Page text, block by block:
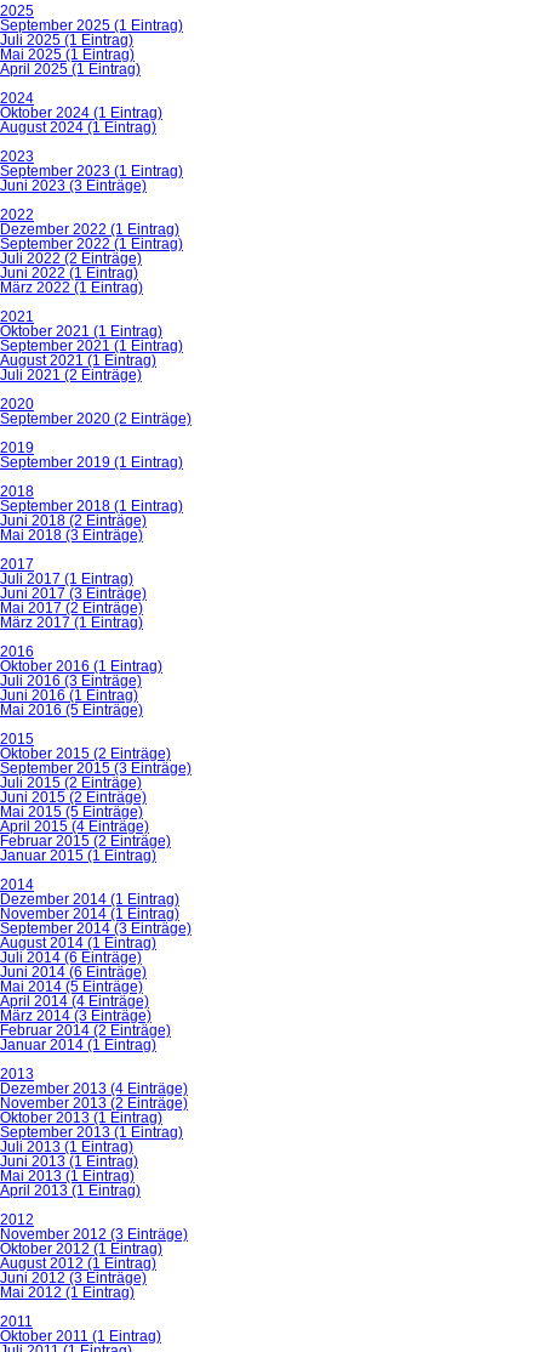
2025
September 2025 (1 Eintrag)
Juli 2025 (1 Eintrag)
Mai 2025 (1 Eintrag)
April 2025 (1 Eintrag)
2024
Oktober 2024 (1 Eintrag)
August 2024 (1 Eintrag)
2023
September 2023 (1 Eintrag)
Juni 2023 (3 Einträge)
2022
Dezember 2022 (1 Eintrag)
September 2022 (1 Eintrag)
Juli 2022 (2 Einträge)
Juni 2022 (1 Eintrag)
März 2022 (1 Eintrag)
2021
Oktober 2021 (1 Eintrag)
September 2021 (1 Eintrag)
August 2021 (1 Eintrag)
Juli 2021 (2 Einträge)
2020
September 2020 (2 Einträge)
2019
September 2019 (1 Eintrag)
2018
September 2018 (1 Eintrag)
Juni 2018 (2 Einträge)
Mai 2018 (3 Einträge)
2017
Juli 2017 (1 Eintrag)
Juni 2017 (3 Einträge)
Mai 2017 (2 Einträge)
März 2017 (1 Eintrag)
2016
Oktober 2016 (1 Eintrag)
Juli 2016 (3 Einträge)
Juni 2016 (1 Eintrag)
Mai 2016 (5 Einträge)
2015
Oktober 2015 (2 Einträge)
September 2015 (3 Einträge)
Juli 2015 (2 Einträge)
Juni 2015 (2 Einträge)
Mai 2015 (5 Einträge)
April 2015 (4 Einträge)
Februar 2015 (2 Einträge)
Januar 2015 (1 Eintrag)
2014
Dezember 2014 (1 Eintrag)
November 2014 (1 Eintrag)
September 2014 (3 Einträge)
August 2014 (1 Eintrag)
Juli 2014 (6 Einträge)
Juni 2014 (6 Einträge)
Mai 2014 (5 Einträge)
April 2014 (4 Einträge)
März 2014 (3 Einträge)
Februar 2014 (2 Einträge)
Januar 2014 (1 Eintrag)
2013
Dezember 2013 (4 Einträge)
November 2013 (2 Einträge)
Oktober 2013 (1 Eintrag)
September 2013 (1 Eintrag)
Juli 2013 (1 Eintrag)
Juni 2013 (1 Eintrag)
Mai 2013 (1 Eintrag)
April 2013 (1 Eintrag)
2012
November 2012 (3 Einträge)
Oktober 2012 (1 Eintrag)
August 2012 (1 Eintrag)
Juni 2012 (3 Einträge)
Mai 2012 (1 Eintrag)
2011
Oktober 2011 (1 Eintrag)